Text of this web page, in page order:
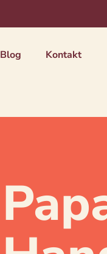
Blog Kontakt